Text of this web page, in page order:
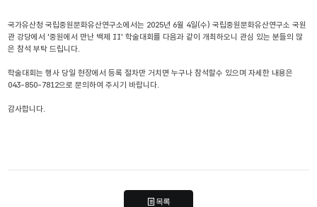
국가유산청 국립중원문화유산연구소에서는 2025년 6월 4일(수) 국립중원문화유산연구소 국원
관 강당에서 '중원에서 만난 백제 II' 학술대회를 다음과 같이 개최하오니 관심 있는 분들의 많
은 참석 부탁 드립니다.
학술대회는 행사 당일 현장에서 등록 절차만 거치면 누구나 참석할수 있으며 자세한 내용은
043-850-7812으로 문의하여 주시기 바랍니다.
감사합니다.
목록